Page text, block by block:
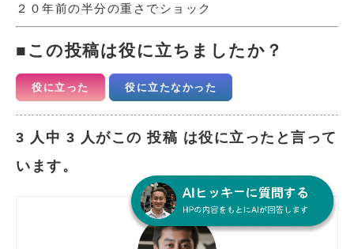
２０年前の半分の重さでショック
この投稿は役に立ちましたか？
役に立った 役に立たなかった
3 人中 3 人がこの 投稿 は役に立ったと言って
います。